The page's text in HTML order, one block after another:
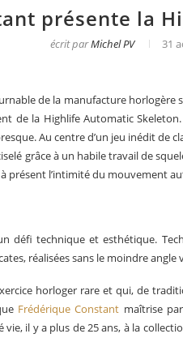
présente la
écrit parMichel PV 31
de la manufacture horlogère
de la Highlife Automatic
Au centre d’un jeu inédit de
grâce à un habile travail de
présent l’intimité du mouvement
défi technique et esthétique.
réalisées sans le moindre
horloger rare et qui, de
Frédérique Constant maîtrise
il y a plus de 25 ans, à la
Le business des montres en 2025